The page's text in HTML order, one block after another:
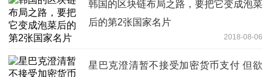
韩国的区块链布局之路，要把它变成泡菜
后的第2张国家名片
2018-08-06
星巴克澄清暂不接受加密货币支付 但欲